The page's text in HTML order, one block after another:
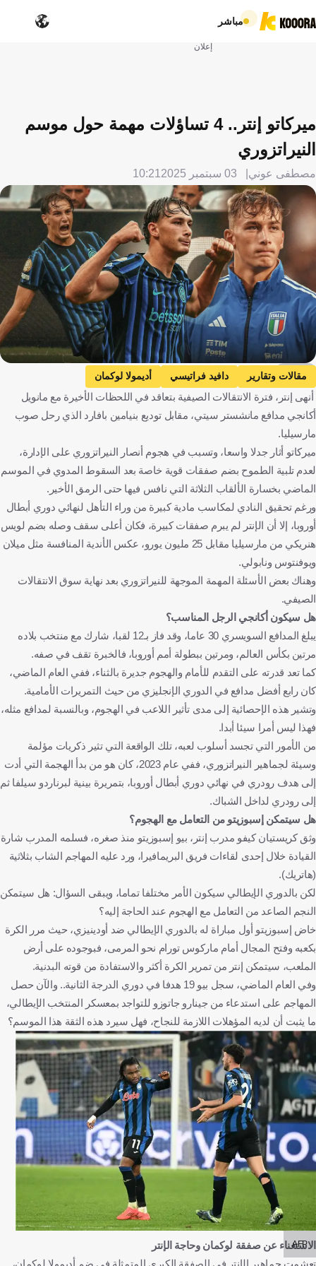
مباشر
إعلان
ميركاتو إنتر.. 4 تساؤلات مهمة حول موسم
النيراتزوري
مصطفى عوني 03 سبتمبر 2025 10:21
GOAL
مقالات وتقارير دافيد فراتيسي
أديمولا لوكمان
فرانشيسكو بيو إسبوزيتو
مانويل أكانجي
إنتر
مانشستر سيتي
أتالانتا إيطاليا نيجيريا
سويسرا
إنجلترا
أنهى إنتر، فترة الانتقالات الصيفية بتعاقد في اللحظات الأخيرة مع مانويل
أكانجي مدافع مانشستر سيتي، مقابل توديع بنيامين بافارد الذي رحل صوب
مارسيليا.
ميركاتو أثار جدلا واسعا، وتسبب في هجوم أنصار النيراتزوري على الإدارة،
لعدم تلبية الطموح بضم صفقات قوية خاصة بعد السقوط المدوي في الموسم
الماضي بخسارة الألقاب الثلاثة التي نافس فيها حتى الرمق الأخير.
ورغم تحقيق النادي لمكاسب مادية كبيرة من وراء التأهل لنهائي دوري أبطال
أوروبا، إلا أن الإنتر لم يبرم صفقات كبيرة، فكان أعلى سقف وصله بضم لويس
هنريكي من مارسيليا مقابل 25 مليون يورو، عكس الأندية المنافسة مثل ميلان
ويوفنتوس ونابولي.
وهناك بعض الأسئلة المهمة الموجهة للنيراتزوري بعد نهاية سوق الانتقالات
الصيفي.
هل سيكون أكانجي الرجل المناسب؟
يبلغ المدافع السويسري 30 عاما، وقد فاز بـ12 لقبا، شارك مع منتخب بلاده
مرتين بكأس العالم، ومرتين ببطولة أمم أوروبا، فالخبرة تقف في صفه.
كما تعد قدرته على التقدم للأمام والهجوم جديرة بالثناء، ففي العام الماضي،
كان رابع أفضل مدافع في الدوري الإنجليزي من حيث التمريرات الأمامية.
وتشير هذه الإحصائية إلى مدى تأثير اللاعب في الهجوم، وبالنسبة لمدافع مثله،
فهذا ليس أمرا سيئا أبدا.
من الأمور التي تجسد أسلوب لعبه، تلك الواقعة التي تثير ذكريات مؤلمة
وسيئة لجماهير النيراتزوري، ففي عام 2023، كان هو من بدأ الهجمة التي أدت
إلى هدف رودري في نهائي دوري أبطال أوروبا، بتمريرة بينية لبرناردو سيلفا ثم
إلى رودري لداخل الشباك.
هل سيتمكن إسبوزيتو من التعامل مع الهجوم؟
وثق كريستيان كيفو مدرب إنتر، بيو إسبوزيتو منذ صغره، فسلمه المدرب شارة
القيادة خلال إحدى لقاءات فريق البريمافيرا، ورد عليه المهاجم الشاب بثلاثية
(هاتريك).
لكن بالدوري الإيطالي سيكون الأمر مختلفا تماما، ويبقى السؤال: هل سيتمكن
النجم الصاعد من التعامل مع الهجوم عند الحاجة إليه؟
خاض إسبوزيتو أول مباراة له بالدوري الإيطالي ضد أودينيزي، حيث مرر الكرة
بكعبه وفتح المجال أمام ماركوس تورام نحو المرمى، فبوجوده على أرض
الملعب، سيتمكن إنتر من تمرير الكرة أكثر والاستفادة من قوته البدنية.
وفي العام الماضي، سجل بيو 19 هدفا في دوري الدرجة الثانية.. والآن حصل
المهاجم على استدعاء من جينارو جاتوزو للتواجد بمعسكر المنتخب الإيطالي،
ما يثبت أن لديه المؤهلات اللازمة للنجاح، فهل سيرد هذه الثقة هذا الموسم؟
AFP
الاستغناء عن صفقة لوكمان وحاجة الإنتر